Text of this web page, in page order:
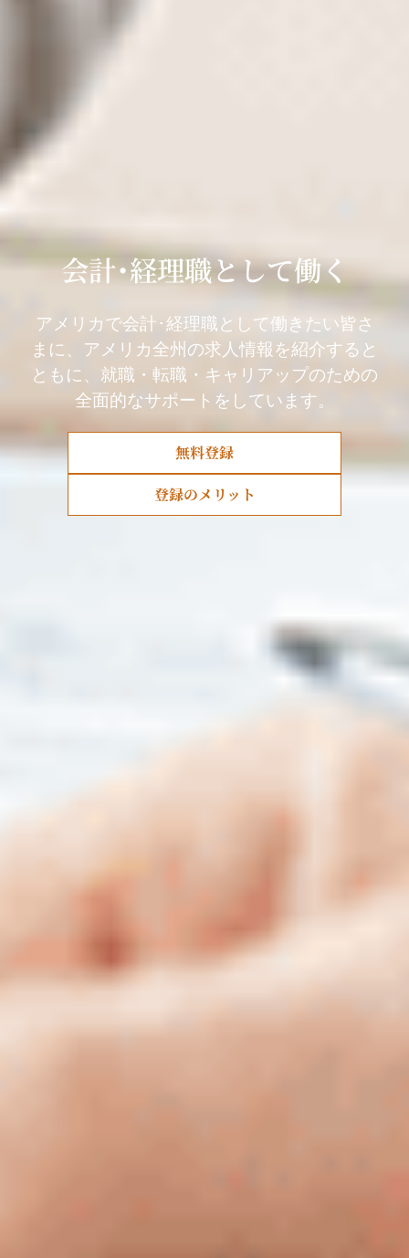
会計･経理職として働く
アメリカで会計･経理職として働きたい皆さ
まに、アメリカ全州の求人情報を紹介すると
ともに、就職・転職・キャリアップのための
全面的なサポートをしています。
無料登録
登録のメリット